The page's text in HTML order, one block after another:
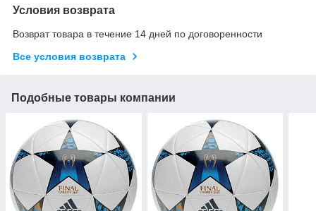
Условия возврата
Возврат товара в течение 14 дней по договоренности
Все условия возврата
Подобные товары компании